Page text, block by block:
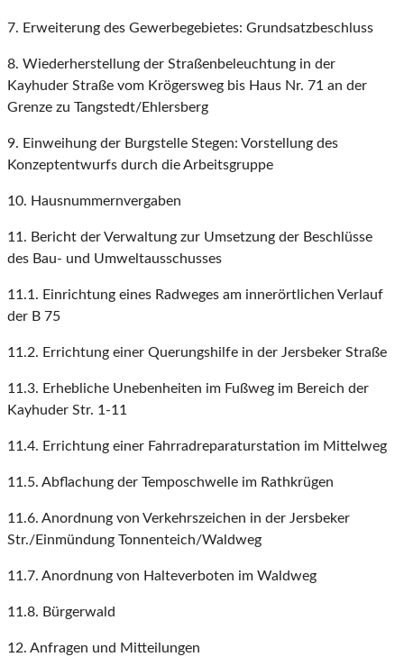
7. Erweiterung des Gewerbegebietes: Grundsatzbeschluss
8. Wiederherstellung der Straßenbeleuchtung in der
Kayhuder Straße vom Krögersweg bis Haus Nr. 71 an der
Grenze zu Tangstedt/Ehlersberg
9. Einweihung der Burgstelle Stegen: Vorstellung des
Konzeptentwurfs durch die Arbeitsgruppe
10. Hausnummernvergaben
11. Bericht der Verwaltung zur Umsetzung der Beschlüsse
des Bau- und Umweltausschusses
11.1. Einrichtung eines Radweges am innerörtlichen Verlauf
der B 75
11.2. Errichtung einer Querungshilfe in der Jersbeker Straße
11.3. Erhebliche Unebenheiten im Fußweg im Bereich der
Kayhuder Str. 1-11
11.4. Errichtung einer Fahrradreparaturstation im Mittelweg
11.5. Abflachung der Temposchwelle im Rathkrügen
11.6. Anordnung von Verkehrszeichen in der Jersbeker
Str./Einmündung Tonnenteich/Waldweg
11.7. Anordnung von Halteverboten im Waldweg
11.8. Bürgerwald
12. Anfragen und Mitteilungen